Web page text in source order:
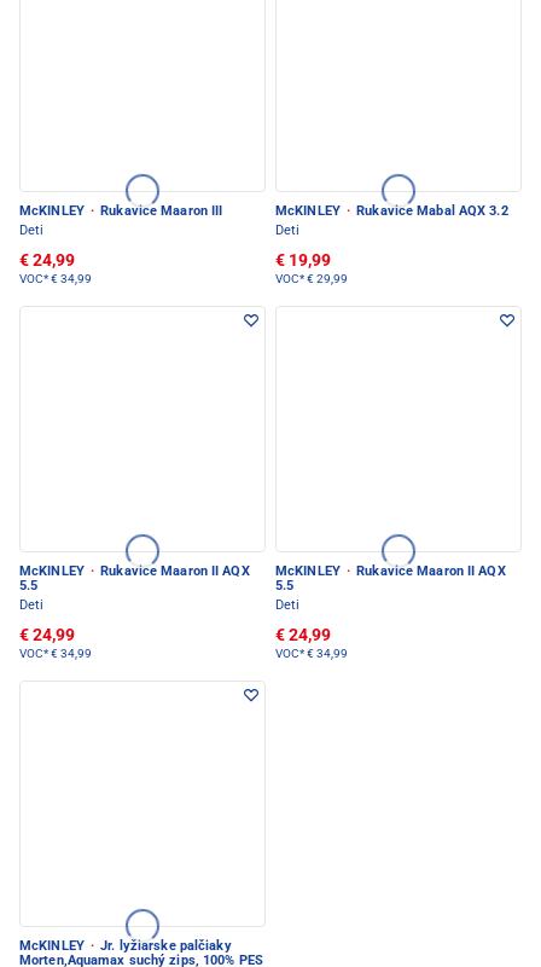
McKINLEY · Rukavice Maaron III
Deti
€ 24,99
VOC*€ 34,99
McKINLEY · Rukavice Mabal AQX 3.2
Deti
€ 19,99
VOC*€ 29,99
McKINLEY · Rukavice Maaron II AQX
5.5
Deti
€ 24,99
VOC*€ 34,99
McKINLEY · Rukavice Maaron II AQX
5.5
Deti
€ 24,99
VOC*€ 34,99
McKINLEY · Jr. lyžiarske palčiaky
Morten,Aquamax suchý zips, 100% PES